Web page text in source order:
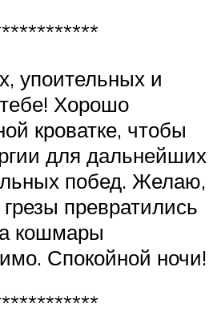
упоительных и
Хорошо
кроватке, чтобы
для дальнейших
побед. Желаю,
превратились
кошмары
Спокойной ночи!